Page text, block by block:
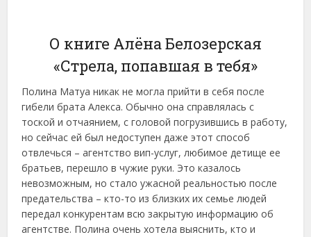
О книге Алёна Белозерская
«Стрела, попавшая в тебя»
Полина Матуа никак не могла прийти в себя после
гибели брата Алекса. Обычно она справлялась с
тоской и отчаянием, с головой погрузившись в работу,
но сейчас ей был недоступен даже этот способ
отвлечься – агентство вип-услуг, любимое детище ее
братьев, перешло в чужие руки. Это казалось
невозможным, но стало ужасной реальностью после
предательства – кто-то из близких их семье людей
передал конкурентам всю закрытую информацию об
агентстве. Полина очень хотела выяснить, кто и